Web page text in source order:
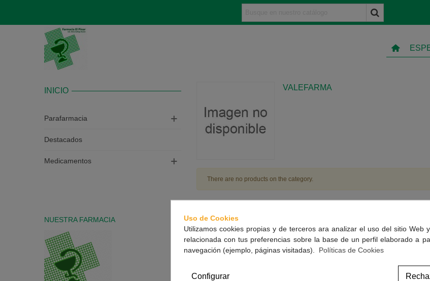
INICIO
Parafarmacia
Destacados
Medicamentos
VALEFARMA
There are no products on the category.
NUESTRA FARMACIA CONTACTO
Politicas de Cookies
Términos y condiciones
Uso de Cookies
Utilizamos cookies propias y de terceros ara analizar el uso del sitio Web
relacionada con tus preferencias sobre la base de un perfil elaborado a
navegación (ejemplo, páginas visitadas). Políticas de Cookies
Configurar